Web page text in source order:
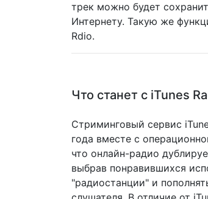
трек можно будет
Интернету. Такую же
Rdio.
Что станет с iTunes
Стриминговый сервис
года вместе с
что онлайн-радио
выбрав понравившихся
"радиостанции" и